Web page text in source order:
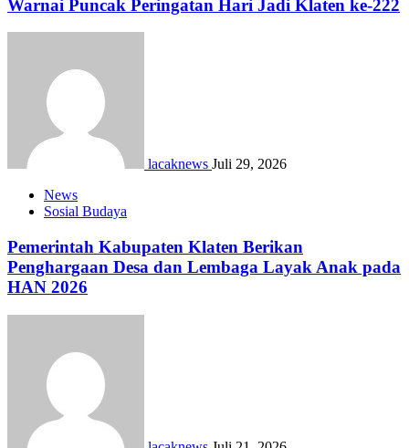
Warnai Puncak Peringatan Hari Jadi Klaten ke-222
lacaknews Juli 29, 2026
News
Sosial Budaya
Pemerintah Kabupaten Klaten Berikan
Penghargaan Desa dan Lembaga Layak Anak pada
HAN 2026